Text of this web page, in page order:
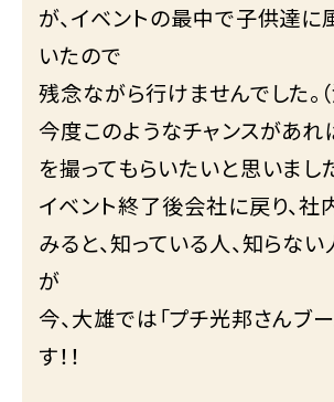
が、イベントの最中で子供達に
いたので
残念ながら行けませんでした。（
今度このようなチャンスがあれ
を撮ってもらいたいと思いまし
イベント終了後会社に戻り、社
みると、知っている人、知らな
が
今、大雄では「プチ光邦さんブ
す！！